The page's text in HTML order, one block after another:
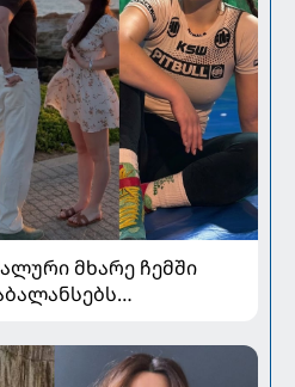
მხარე ჩემში
გეგმებსა და